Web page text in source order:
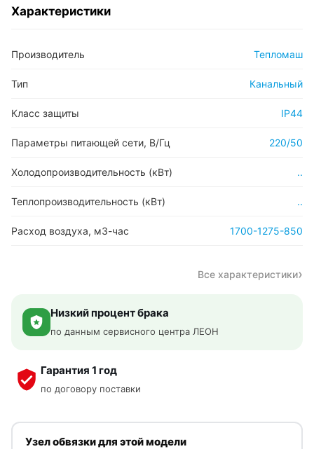
Характеристики
Производитель Тепломаш
Тип Канальный
Класс защиты IP44
Параметры питающей сети, В/Гц 220/50
Холодопроизводительность (кВт) ..
Теплопроизводительность (кВт) ..
Расход воздуха, м3-час 1700-1275-850
Все характеристики
Низкий процент брака
по данным сервисного центра ЛЕОН
Гарантия 1 год
по договору поставки
Узел обвязки для этой модели